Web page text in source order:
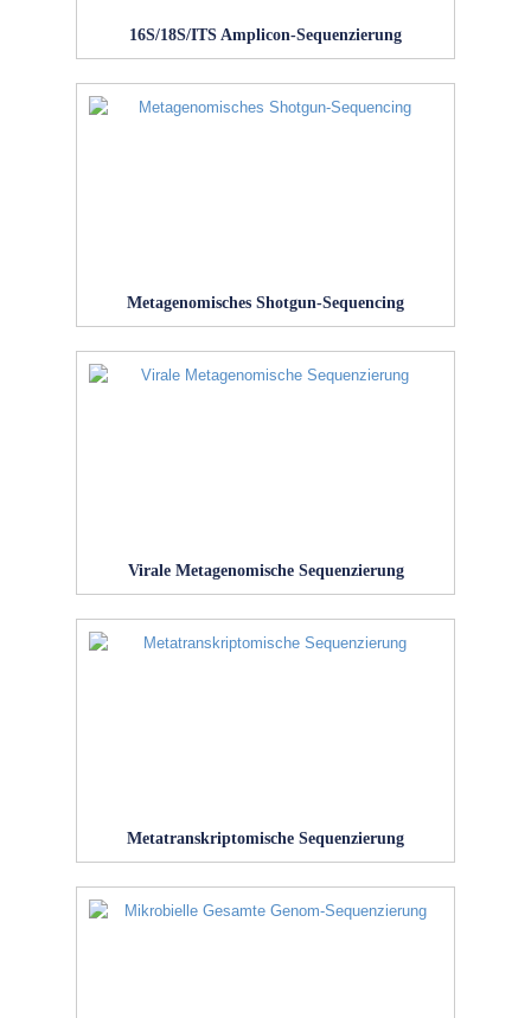
16S/18S/ITS Amplicon-Sequenzierung
Metagenomisches Shotgun-Sequencing
Virale Metagenomische Sequenzierung
Metatranskriptomische Sequenzierung